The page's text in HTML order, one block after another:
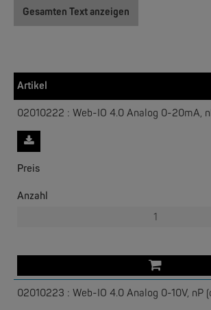
Analoge Werte per Socket-Kommando,
Gerätesprache deutsch/englisch
oder PoE, bei Bedarf bitte mit Netzteil (z.B.
Die neuen Geräte 4.0 sind im Box2Box
ohne 4.0 (z.B. 57641) nicht kompatibel !
Gesamten Text anzeigen
Artikel
Preis
Anzahl
02010223 : Web-IO 4.0 Analog 0-10V, nP
W&T
WLAN-Thermometer 1x Pt100
W&T
Com-Server, Modbus Gateway | TCP/IP <->